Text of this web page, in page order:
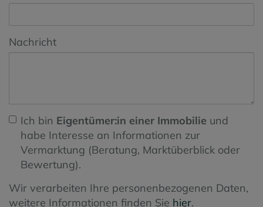
Nachricht
Ich bin Eigentümer:in einer Immobilie und
habe Interesse an Informationen zur
Vermarktung (Beratung, Marktüberblick oder
Bewertung).
Wir verarbeiten Ihre personenbezogenen Daten,
weitere Informationen finden Sie hier.